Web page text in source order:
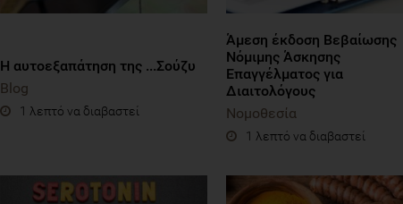
Η αυτοεξαπάτηση της ...Σούζυ
Blog
1 λεπτό να διαβαστεί
Άμεση έκδοση Βεβαίωσης
Νόμιμης Άσκησης
Επαγγέλματος για
Διαιτολόγους
Νομοθεσία
1 λεπτό να διαβαστεί